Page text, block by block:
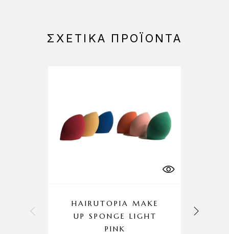
ΣΧΕΤΙΚΆ ΠΡΟΪΌΝΤΑ
HAIRUTOPIA MAKE
UP SPONGE LIGHT
PINK